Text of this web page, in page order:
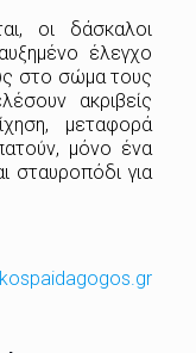
οι δάσκαλοι
έλεγχο
στο σώμα τους
ακριβείς
μεταφορά
μόνο ένα
σταυροπόδι για